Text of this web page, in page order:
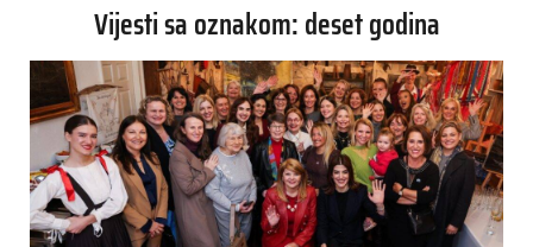
Vijesti sa oznakom: deset godina